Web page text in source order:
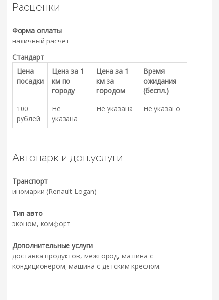
Расценки
Форма оплаты
наличный расчет
Стандарт
Цена
посадки
Цена за 1
км по
городу
Цена за 1
км за
городом
Время
ожидания
(беспл.)
100
рублей
Не
указана
Не указана Не указано
Автопарк и доп.услуги
Транспорт
иномарки (Renault Logan)
Тип авто
эконом, комфорт
Дополнительные услуги
доставка продуктов, межгород, машина с
кондиционером, машина с детским креслом.